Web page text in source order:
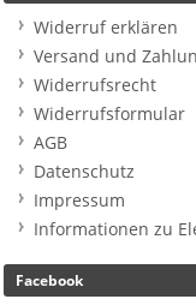
Widerruf erklären
Versand und
Widerrufsrecht
Widerrufsformular
AGB
Datenschutz
Impressum
Informationen zu
Facebook